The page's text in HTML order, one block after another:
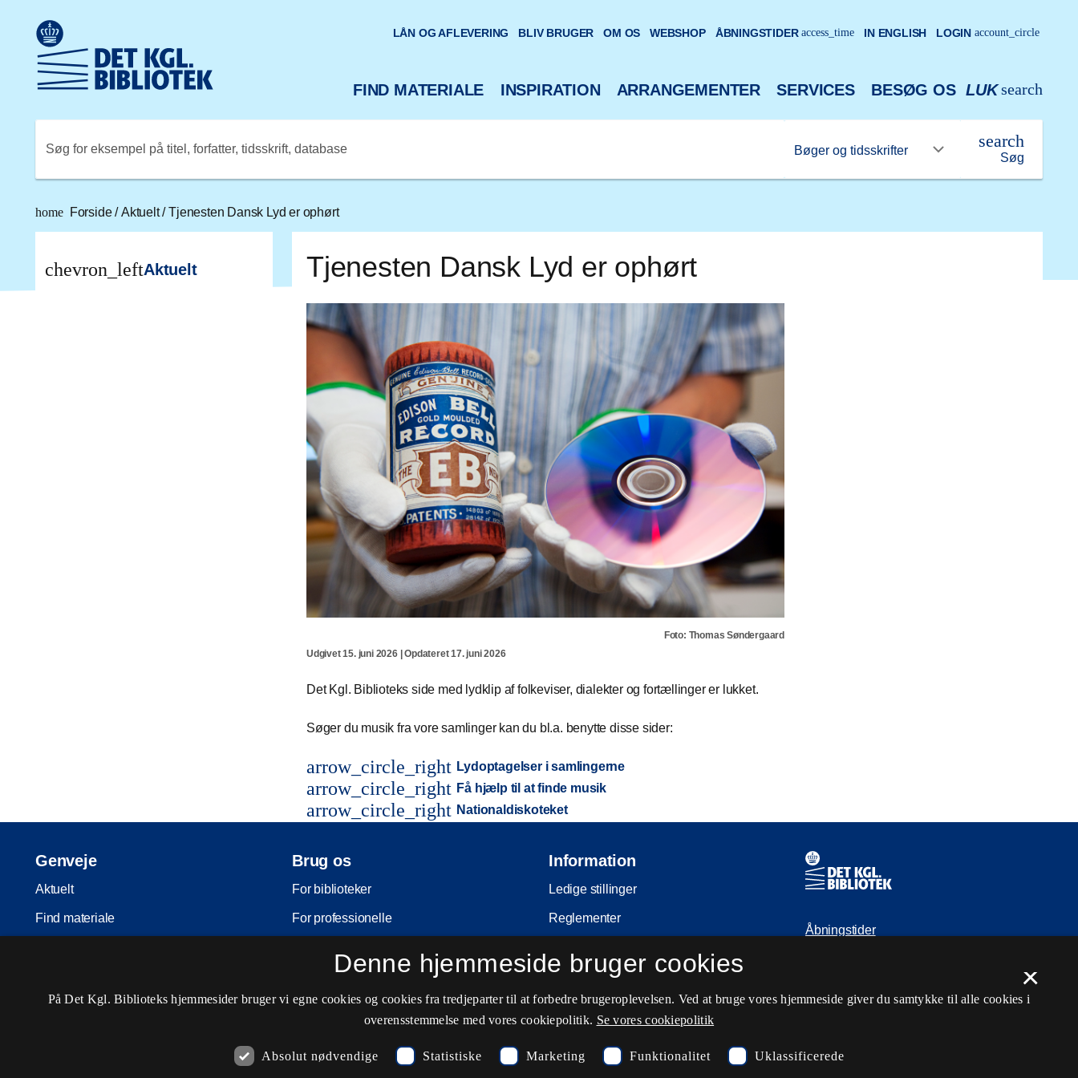
Det Kongelige Biblioteks logo. Gå til Det Kongelige Biblioteks hjemmeside
FIND MATERIALE INSPIRATION ARRANGEMENTER SERVICES BESØG OS search
LUK
Søg for eksempel på titel, forfatter, tidsskrift, database
Søg
search
LÅN OG AFLEVERING BLIV BRUGER OM OS WEBSHOP ÅBNINGSTIDER access_time IN ENGLISH LOGIN account_circle
home Forside/ Aktuelt/ Tjenesten Dansk Lyd er ophørt
chevron_leftAktuelt Tjenesten Dansk Lyd er ophørt
Foto: Thomas Søndergaard
Udgivet 15. juni 2026 | Opdateret 17. juni 2026
Det Kgl. Biblioteks side med lydklip af folkeviser, dialekter og fortællinger er lukket.
Søger du musik fra vore samlinger kan du bl.a. benytte disse sider:
arrow_circle_right Lydoptagelser i samlingerne
arrow_circle_right Få hjælp til at finde musik
arrow_circle_right Nationaldiskoteket
Genveje
Aktuelt
Find materiale
Services
Brug os
For biblioteker
For professionelle
Møder og konferencer
Nota-service
Information
Ledige stillinger
Reglementer
Privatlivs- og persondatapolitik
Tilgængelighedserklæring
Cookieindstillinger
Kontaktinformationer
Åbningstider
×
Denne hjemmeside bruger cookies
På Det Kgl. Biblioteks hjemmesider bruger vi egne cookies og cookies fra tredjeparter til at forbedre brugeroplevelsen. Ved at bruge vores hjemmeside giver du samtykke til alle cookies i
overensstemmelse med vores cookiepolitik. Se vores cookiepolitik
Absolut nødvendige Statistiske Marketing Funktionalitet Uklassificerede